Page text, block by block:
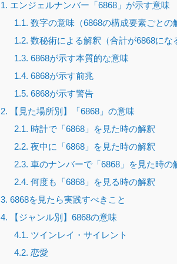
1. エンジェルナンバー「6868」が示す意味
1.1. 数字の意味（6868の構成要素ごとの
1.2. 数秘術による解釈（合計が6868にな
1.3. 6868が示す本質的な意味
1.4. 6868が示す前兆
1.5. 6868が示す警告
2. 【見た場所別】「6868」の意味
2.1. 時計で「6868」を見た時の解釈
2.2. 夜中に「6868」を見た時の解釈
2.3. 車のナンバーで「6868」を見た時の
2.4. 何度も「6868」を見る時の解釈
3. 6868を見たら実践すべきこと
4. 【ジャンル別】6868の意味
4.1. ツインレイ・サイレント
4.2. 恋愛